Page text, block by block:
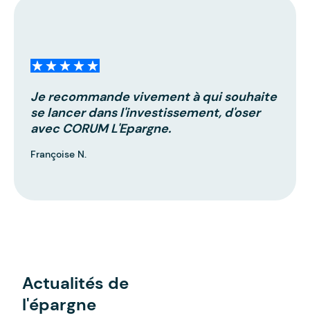
Je recommande vivement à qui souhaite
se lancer dans l'investissement, d'oser
avec CORUM L'Epargne.
Françoise N.
Actualités de
l'épargne